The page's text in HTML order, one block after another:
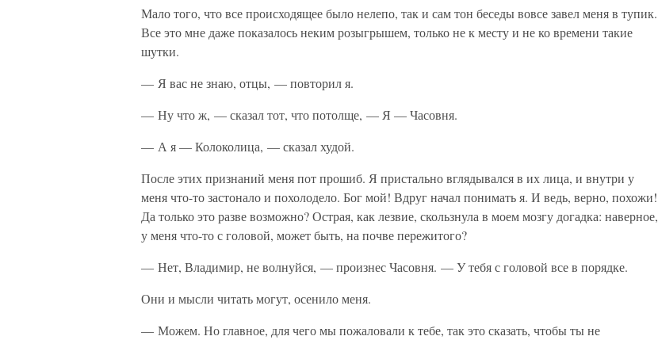
Мало того, что все происходящее было нелепо, так и сам тон беседы вовсе завел меня в тупик.
Все это мне даже показалось неким розыгрышем, только не к месту и не ко времени такие
шутки.
— Я вас не знаю, отцы, — повторил я.
— Ну что ж, — сказал тот, что потолще, — Я — Часовня.
— А я — Колоколица, — сказал худой.
После этих признаний меня пот прошиб. Я пристально вглядывался в их лица, и внутри у
меня что-то застонало и похолодело. Бог мой! Вдруг начал понимать я. И ведь, верно, похожи!
Да только это разве возможно? Острая, как лезвие, скользнула в моем мозгу догадка: наверное,
у меня что-то с головой, может быть, на почве пережитого?
— Нет, Владимир, не волнуйся, — произнес Часовня. — У тебя с головой все в порядке.
Они и мысли читать могут, осенило меня.
— Можем. Но главное, для чего мы пожаловали к тебе, так это сказать, чтобы ты не